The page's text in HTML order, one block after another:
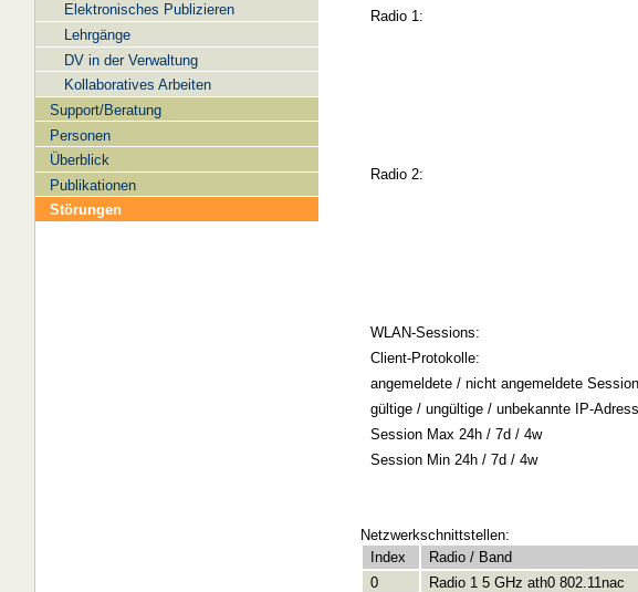
Elektronisches Publizieren
Lehrgänge
DV in der Verwaltung
Kollaboratives Arbeiten
Support/Beratung
Personen
Überblick
Publikationen
Störungen
Radio 1:
Radio 2:
WLAN-Sessions:
Client-Protokolle:
angemeldete / nicht angemeldete
gültige / ungültige / unbekannte IP-
Session Max 24h / 7d / 4w
Session Min 24h / 7d / 4w
Netzwerkschnittstellen:
Index
Radio / Band
0
Radio 1 5 GHz ath0 802.11nac